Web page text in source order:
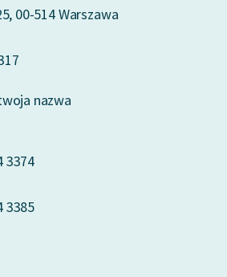
00-514 Warszawa
nazwa
3374
3385